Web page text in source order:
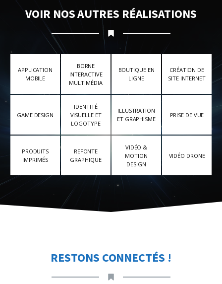
VOIR NOS AUTRES RÉALISATIONS
APPLICATION
MOBILE
BORNE
INTERACTIVE
MULTIMÉDIA
BOUTIQUE EN
LIGNE
CRÉATION DE
SITE INTERNET
GAME DESIGN
IDENTITÉ
VISUELLE ET
LOGOTYPE
ILLUSTRATION
ET GRAPHISME
PRISE DE VUE
PRODUITS
IMPRIMÉS
REFONTE
GRAPHIQUE
VIDÉO &
MOTION
DESIGN
VIDÉO DRONE
RESTONS CONNECTÉS !